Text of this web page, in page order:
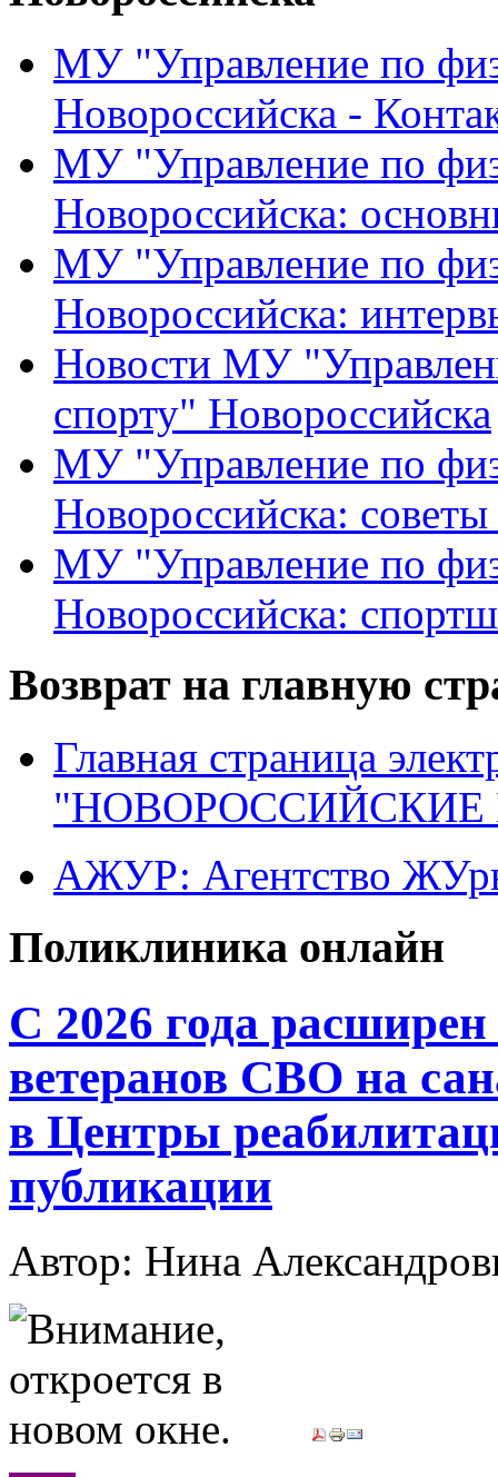
МУ "Управление по
Новороссийска -
МУ "Управление по
Новороссийска:
МУ "Управление по
Новороссийска:
Новости МУ
спорту" Новороссийска
МУ "Управление по
Новороссийска:
МУ "Управление по
Новороссийска:
Возврат на главную
Главная страница
"НОВОРОССИЙСКИЕ
АЖУР: Агентство
Поликлиника онлайн
С 2026 года
ветеранов СВО на
в Центры
публикации
Автор: Нина